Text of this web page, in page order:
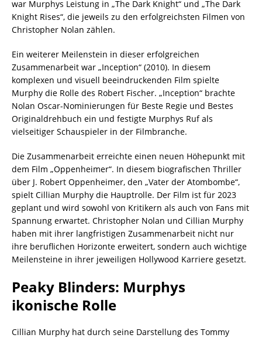
war Murphys Leistung in „The Dark Knight“ und „The Dark
Knight Rises“, die jeweils zu den erfolgreichsten Filmen von
Christopher Nolan zählen.
Ein weiterer Meilenstein in dieser erfolgreichen
Zusammenarbeit war „Inception“ (2010). In diesem
komplexen und visuell beeindruckenden Film spielte
Murphy die Rolle des Robert Fischer. „Inception“ brachte
Nolan Oscar-Nominierungen für Beste Regie und Bestes
Originaldrehbuch ein und festigte Murphys Ruf als
vielseitiger Schauspieler in der Filmbranche.
Die Zusammenarbeit erreichte einen neuen Höhepunkt mit
dem Film „Oppenheimer“. In diesem biografischen Thriller
über J. Robert Oppenheimer, den „Vater der Atombombe“,
spielt Cillian Murphy die Hauptrolle. Der Film ist für 2023
geplant und wird sowohl von Kritikern als auch von Fans mit
Spannung erwartet. Christopher Nolan und Cillian Murphy
haben mit ihrer langfristigen Zusammenarbeit nicht nur
ihre beruflichen Horizonte erweitert, sondern auch wichtige
Meilensteine in ihrer jeweiligen Hollywood Karriere gesetzt.
Peaky Blinders: Murphys
ikonische Rolle
Cillian Murphy hat durch seine Darstellung des Tommy